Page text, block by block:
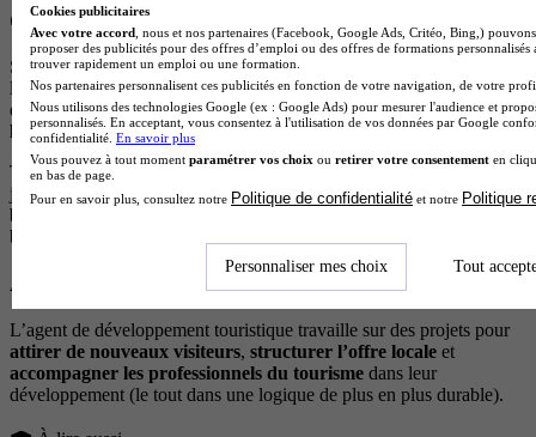
Chargé de projet événementiel tourisme
Salons professionnels, lancements de destination, événements pour
les comités régionaux du tourisme… Le chargé de projet
événementiel tourisme est au croisement de deux mondes :
l’événementielet letourisme.
Tu conçois, tu organises, tu coordonnes et tu gères les imprévus le
jour J. Un métier qui demande de larigueur, de lacréativitéet un
bon réseau
bachelor en tourisme, en événementiel ou en communication.
Agent de développement touristique
L’agent de développement touristique travaille sur des projets pour
attirer de nouveaux visiteurs, structurer l’offre locale et
accompagner les professionnels du tourisme dans leur
développement (le tout dans une logique de plus en plus durable).
Cookies publicitaires
Avec votre accord , nous et nos partenaires (Facebook, Google Ads, Critéo, Bing,)
proposer des publicités pour des offres d’emploi ou des offres de formations
trouver rapidement un emploi ou une formation.
Nos partenaires personnalisent ces publicités en fonction de votre navigation, de votre
Nous utilisons des technologies Google (ex : Google Ads) pour mesurer l'audience et
personnalisés. En acceptant, vous consentez à l'utilisation de vos données par Google
confidentialité. En savoir plus
Vous pouvez à tout moment paramétrer vos choix ou retirer votre consentement en
en bas de page.
Pour en savoir plus, consultez notre Politique de confidentialité et notre Politique
Personnaliser mes choix Tout